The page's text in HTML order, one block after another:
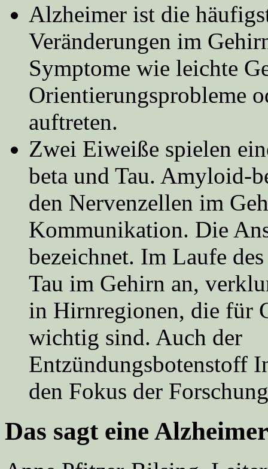
Alzheimer ist die
Veränderungen im
Symptome wie leichte
Orientierungsprobleme
auftreten.
Zwei Eiweiße spielen
beta und Tau. Amyloid-
den Nervenzellen im
Kommunikation. Die
bezeichnet. Im Laufe
Tau im Gehirn an,
in Hirnregionen, die für
wichtig sind. Auch der
Entzündungsbotenstoff
den Fokus der Forschung
Das sagt eine